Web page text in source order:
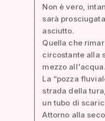
Non è vero,
sarà
asciutto.
Quella che
circostante alla
mezzo all'acqua.
La “pozza
strada della
un tubo di
Attorno alla